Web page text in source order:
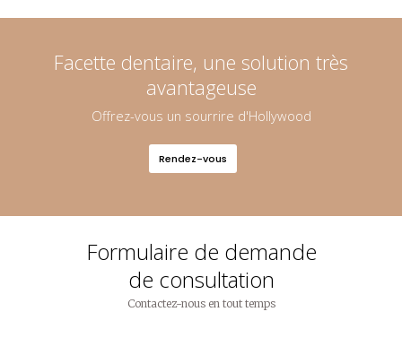
Facette dentaire, une solution très
avantageuse
Offrez-vous un sourrire d'Hollywood
Rendez-vous
Formulaire de demande
de consultation
Contactez-nous en tout temps